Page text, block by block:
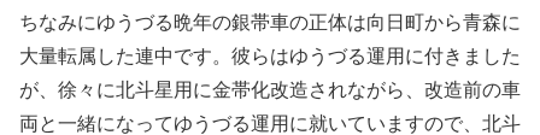
ちなみにゆうづる晩年の銀帯車の正体は向日町から青森に
大量転属した連中です。彼らはゆうづる運用に付きました
が、徐々に北斗星用に金帯化改造されながら、改造前の車
両と一緒になってゆうづる運用に就いていますので、北斗